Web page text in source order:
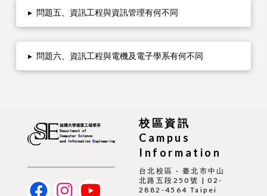
▸ 問題五、資訊工程與資訊管理有何不同
▸ 問題六、資訊工程與電機及電子學系有何不同
校區資訊
Campus
Information
台北校區 - 臺北市中山
北路五段250號 | 02-
2882-4564 Taipei